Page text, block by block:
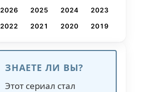
2026 2025 2024
2023
2022
2021 2020 2019
ЗНАЕТЕ ЛИ ВЫ?
Этот сериал стал